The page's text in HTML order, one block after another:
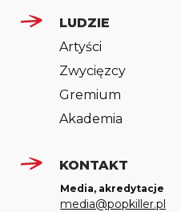
LUDZIE
Artyści
Zwycięzcy
Gremium
Akademia
KONTAKT
Media, akredytacje
media@popkiller.pl